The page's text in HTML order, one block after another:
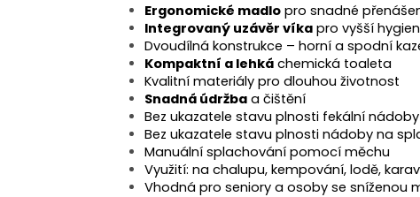
Ergonomické madlo pro snadné
Integrovaný uzávěr víka pro vyšší
Dvoudílná konstrukce – horní a spodní
Kompaktní a lehká chemická toaleta
Kvalitní materiály pro dlouhou životnost
Snadná údržba a čištění
Bez ukazatele stavu plnosti fekální nádoby
Bez ukazatele stavu plnosti nádoby na
Manuální splachování pomocí měchu
Využití: na chalupu, kempování, lodě,
Vhodná pro seniory a osoby se sníženou